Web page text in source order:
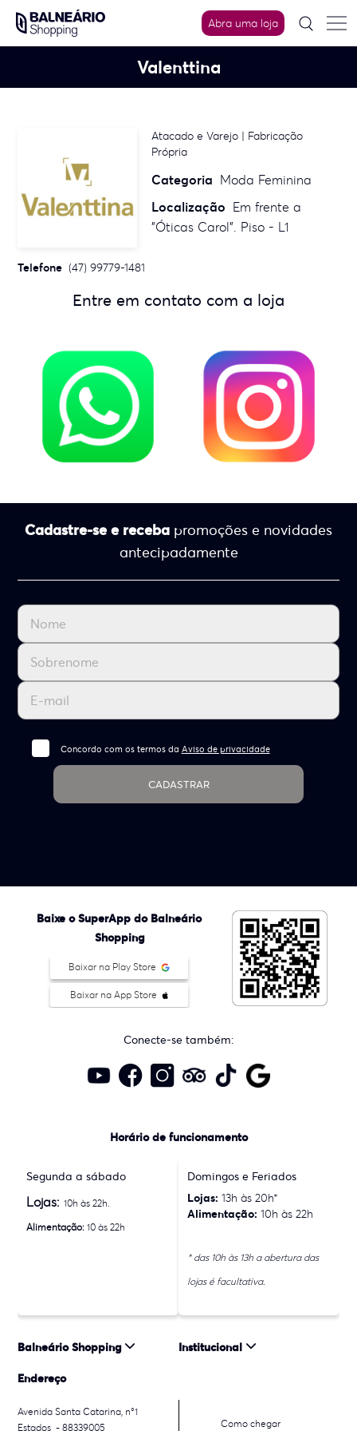
content
Abra uma loja
Valenttina
Atacado e Varejo | Fabricação
Própria
Categoria Moda Feminina
Localização Em frente a
"Óticas Carol". Piso - L1
Telefone (47) 99779-1481
Entre em contato com a loja
Cadastre-se e receba promoções e novidades
antecipadamente
Concordo com os termos da Aviso de privacidade
CADASTRAR
Baixe o SuperApp do Balneário
Shopping
Baixar na Play Store
Baixar na App Store
Conecte-se também:
Horário de funcionamento
Segunda a sábado
Lojas:10h às 22h.
Alimentação: 10 às 22h
Domingos e Feriados
Lojas: 13h às 20h*
Alimentação: 10h às 22h
* das 10h às 13h a abertura das
lojas é facultativa.
Balneário Shopping Institucional
Endereço
Avenida Santa Catarina, n°1
Estados - 88339005
Como chegar